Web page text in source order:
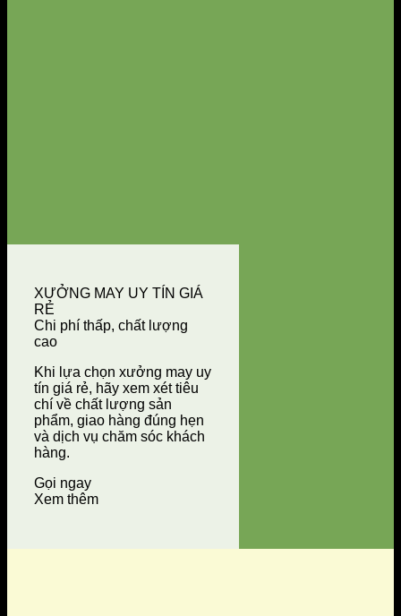
XƯỞNG MAY UY TÍN GIÁ
RẺ
Chi phí thấp, chất lượng
cao
Khi lựa chọn xưởng may uy
tín giá rẻ, hãy xem xét tiêu
chí về chất lượng sản
phẩm, giao hàng đúng hẹn
và dịch vụ chăm sóc khách
hàng.
Gọi ngay
Xem thêm